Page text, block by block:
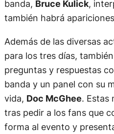
banda, Bruce Kulick,
también habrá
Además de las diversas
para los tres días,
preguntas y respuestas
banda y un panel con su
vida, Doc McGhee. Estas
tras pedir a los fans que
forma al evento y